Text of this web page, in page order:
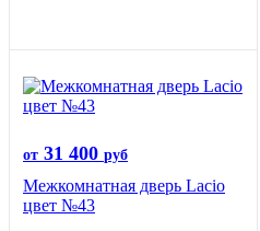
от 31 400 руб
Межкомнатная дверь Lacio
цвет №43